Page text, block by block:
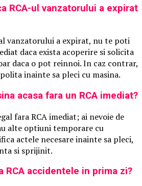
RCA-ul vanzatorului a expirat
vanzatorului a expirat, nu te poti
daca exista acoperire si solicita
daca o pot reinnoi. In caz contrar,
inainte sa pleci cu masina.
acasa fara un RCA imediat?
fara RCA imediat; ai nevoie de
alte optiuni temporare cu
actele necesare inainte sa pleci,
si sprijinit.
RCA accidentele in prima zi?